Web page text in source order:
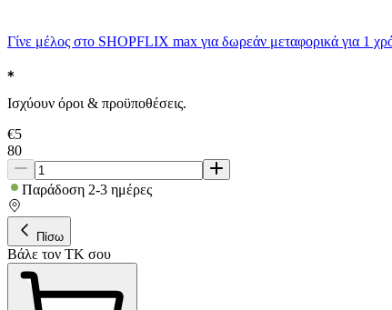
Γίνε μέλος στο SHOPFLIX max για δωρεάν μεταφορικά για 1
Ισχύουν όροι & προϋποθέσεις.
€5
80
Παράδοση 2-3 ημέρες
Πίσω
Βάλε τον ΤΚ σου